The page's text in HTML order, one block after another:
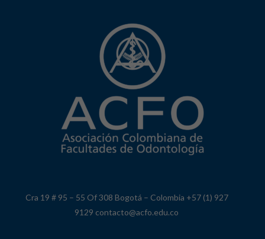
Cra 19 # 95 – 55 Of 308 Bogotá – Colombia +57 (1) 927
9129 contacto@acfo.edu.co